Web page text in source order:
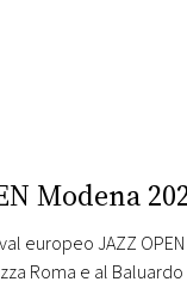
Modena
europeo JAZZ
Roma e al Baluardo